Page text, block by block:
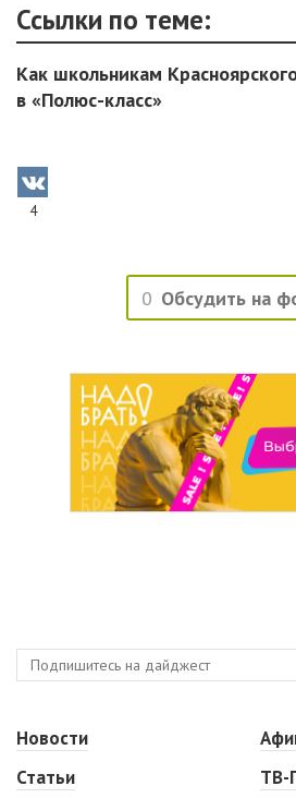
Ссылки по теме:
Как школьникам
в «Полюс-класс»
4
0 Обсудить на
Новости
Статьи
ТВ-